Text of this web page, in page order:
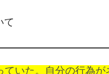
て
ていた。自分の行為